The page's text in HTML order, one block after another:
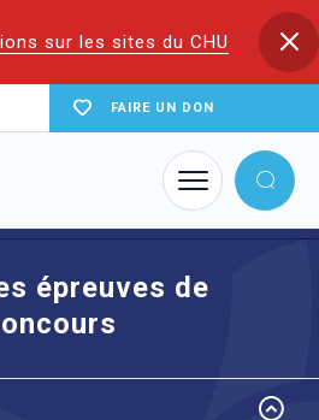
sur les sites du CHU
FAIRE UN DON
et Instituts de Formation en Santé
sélection / concours
épreuves de